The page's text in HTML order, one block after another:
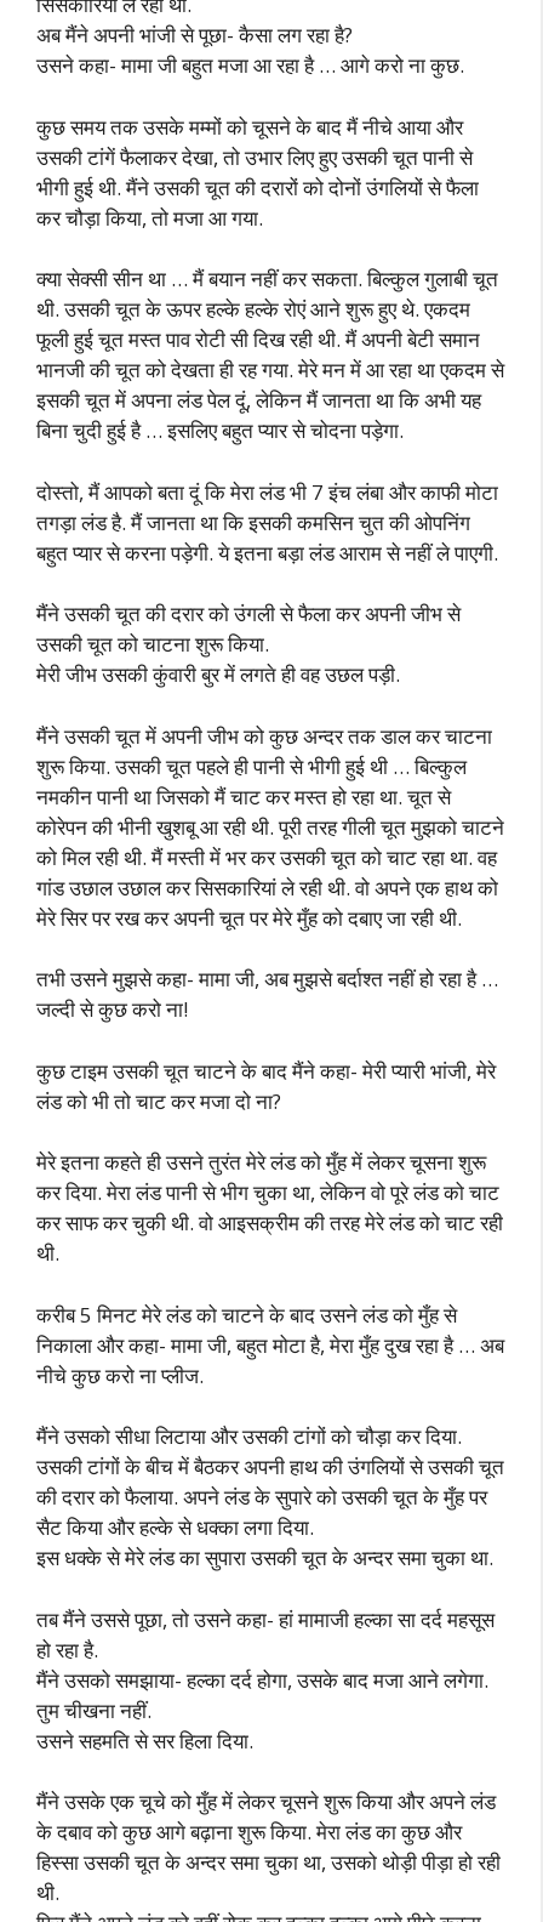
अब मैंने अपनी भांजी से पूछा- कैसा लग रहा है?
उसने कहा- मामा जी बहुत मजा आ रहा है … आगे करो ना कुछ.
कुछ समय तक उसके मम्मों को चूसने के बाद मैं नीचे आया और
उसकी टांगें फैलाकर देखा, तो उभार लिए हुए उसकी चूत पानी से
भीगी हुई थी. मैंने उसकी चूत की दरारों को दोनों उंगलियों से फैला
कर चौड़ा किया, तो मजा आ गया.
क्या सेक्सी सीन था … मैं बयान नहीं कर सकता. बिल्कुल गुलाबी चूत
थी. उसकी चूत के ऊपर हल्के हल्के रोएं आने शुरू हुए थे. एकदम
फूली हुई चूत मस्त पाव रोटी सी दिख रही थी. मैं अपनी बेटी समान
भानजी की चूत को देखता ही रह गया. मेरे मन में आ रहा था एकदम से
इसकी चूत में अपना लंड पेल दूं, लेकिन मैं जानता था कि अभी यह
बिना चुदी हुई है … इसलिए बहुत प्यार से चोदना पड़ेगा.
दोस्तो, मैं आपको बता दूं कि मेरा लंड भी 7 इंच लंबा और काफी मोटा
तगड़ा लंड है. मैं जानता था कि इसकी कमसिन चुत की ओपनिंग
बहुत प्यार से करना पड़ेगी. ये इतना बड़ा लंड आराम से नहीं ले पाएगी.
मैंने उसकी चूत की दरार को उंगली से फैला कर अपनी जीभ से
उसकी चूत को चाटना शुरू किया.
मेरी जीभ उसकी कुंवारी बुर में लगते ही वह उछल पड़ी.
मैंने उसकी चूत में अपनी जीभ को कुछ अन्दर तक डाल कर चाटना
शुरू किया. उसकी चूत पहले ही पानी से भीगी हुई थी … बिल्कुल
नमकीन पानी था जिसको मैं चाट कर मस्त हो रहा था. चूत से
कोरेपन की भीनी खुशबू आ रही थी. पूरी तरह गीली चूत मुझको चाटने
को मिल रही थी. मैं मस्ती में भर कर उसकी चूत को चाट रहा था. वह
गांड उछाल उछाल कर सिसकारियां ले रही थी. वो अपने एक हाथ को
मेरे सिर पर रख कर अपनी चूत पर मेरे मुँह को दबाए जा रही थी.
तभी उसने मुझसे कहा- मामा जी, अब मुझसे बर्दाश्त नहीं हो रहा है …
जल्दी से कुछ करो ना!
कुछ टाइम उसकी चूत चाटने के बाद मैंने कहा- मेरी प्यारी भांजी, मेरे
लंड को भी तो चाट कर मजा दो ना?
मेरे इतना कहते ही उसने तुरंत मेरे लंड को मुँह में लेकर चूसना शुरू
कर दिया. मेरा लंड पानी से भीग चुका था, लेकिन वो पूरे लंड को चाट
कर साफ कर चुकी थी. वो आइसक्रीम की तरह मेरे लंड को चाट रही
थी.
करीब 5 मिनट मेरे लंड को चाटने के बाद उसने लंड को मुँह से
निकाला और कहा- मामा जी, बहुत मोटा है, मेरा मुँह दुख रहा है … अब
नीचे कुछ करो ना प्लीज.
मैंने उसको सीधा लिटाया और उसकी टांगों को चौड़ा कर दिया.
उसकी टांगों के बीच में बैठकर अपनी हाथ की उंगलियों से उसकी चूत
की दरार को फैलाया. अपने लंड के सुपारे को उसकी चूत के मुँह पर
सैट किया और हल्के से धक्का लगा दिया.
इस धक्के से मेरे लंड का सुपारा उसकी चूत के अन्दर समा चुका था.
तब मैंने उससे पूछा, तो उसने कहा- हां मामाजी हल्का सा दर्द महसूस
हो रहा है.
मैंने उसको समझाया- हल्का दर्द होगा, उसके बाद मजा आने लगेगा.
तुम चीखना नहीं.
उसने सहमति से सर हिला दिया.
मैंने उसके एक चूचे को मुँह में लेकर चूसने शुरू किया और अपने लंड
के दबाव को कुछ आगे बढ़ाना शुरू किया. मेरा लंड का कुछ और
हिस्सा उसकी चूत के अन्दर समा चुका था, उसको थोड़ी पीड़ा हो रही
थी.